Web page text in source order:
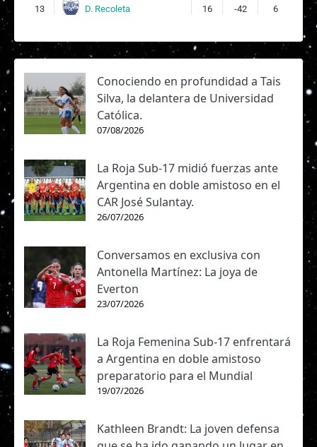
13 D. Recoleta 16 -42 6
Conociendo en profundidad a Tais
Silva, la delantera de Universidad
Católica.
07/08/2026
La Roja Sub-17 midió fuerzas ante
Argentina en doble amistoso en el
CAR José Sulantay.
26/07/2026
Conversamos en exclusiva con
Antonella Martínez: La joya de
Everton
23/07/2026
La Roja Femenina Sub-17 enfrentará
a Argentina en doble amistoso
preparatorio para el Mundial
19/07/2026
Kathleen Brandt: La joven defensa